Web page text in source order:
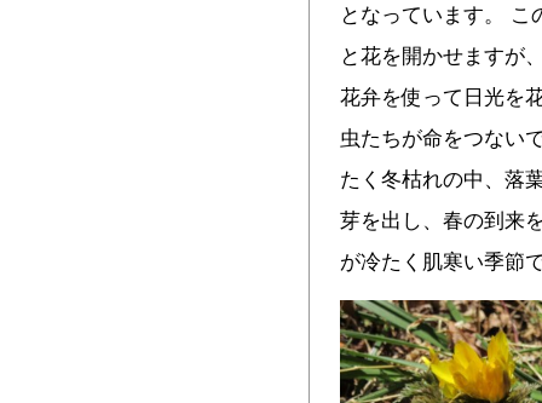
となっています。 こ
と花を開かせますが
花弁を使って日光を
虫たちが命をつない
たく冬枯れの中、落
芽を出し、春の到来
が冷たく肌寒い季節